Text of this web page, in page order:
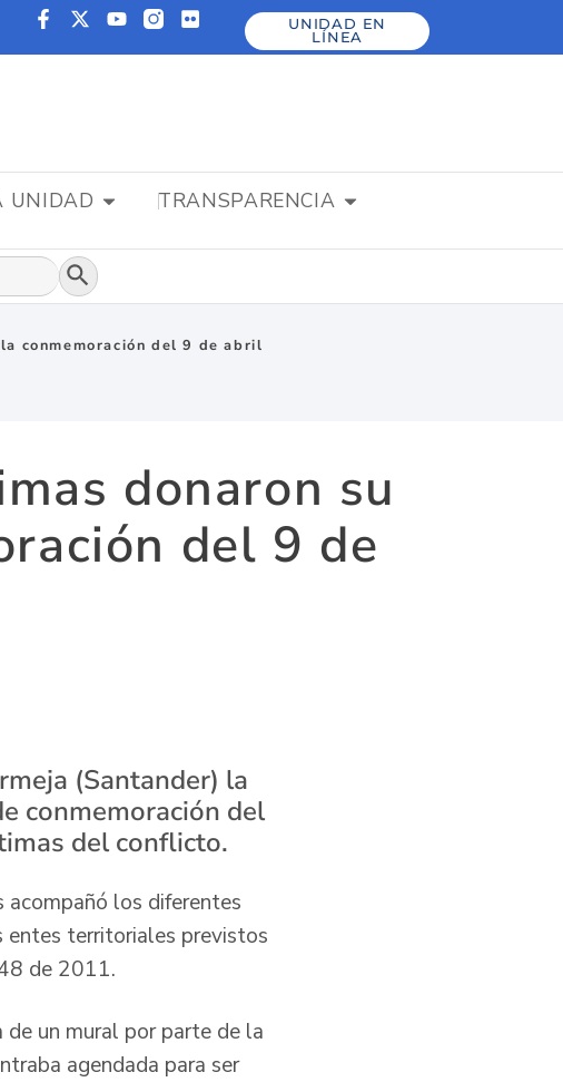
UNIDAD EN
LÍNEA
UNIDAD TRANSPARENCIA
Botón de búsqueda
conmemoración del 9 de abril
donaron su
del 9 de
(Santander) la
conmemoración del
del conflicto.
los diferentes
entes territoriales previstos
de 2011.
de un mural por parte de la
agendada para ser